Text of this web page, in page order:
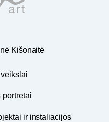
Kišonaitė
portretai
ir instaliacijos